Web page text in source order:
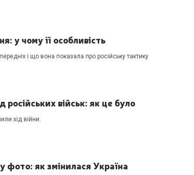
у чому її особливість
і що вона показала про російську тактику
російських військ: як це було
хід війни.
фото: як змінилася Україна